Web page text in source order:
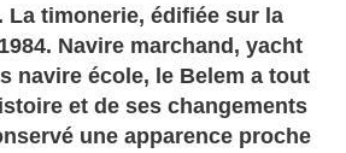
La timonerie, édifiée sur la
Navire marchand, yacht
navire école, le Belem a tout
et de ses changements
une apparence proche